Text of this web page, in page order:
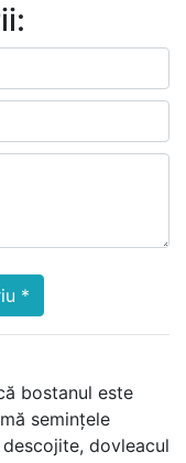
*
bostanul este
semințele
dovleacul